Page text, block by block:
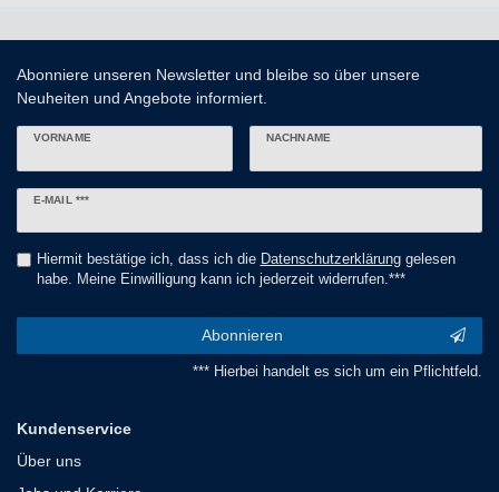
Abonniere unseren Newsletter und bleibe so über unsere
Neuheiten und Angebote informiert.
VORNAME NACHNAME
E-MAIL ***
Newsletter
Hiermit bestätige ich, dass ich die Daten­schutz­erklärunggelesen
habe. Meine Einwilligung kann ich jederzeit widerrufen.***
Abonnieren
*** Hierbei handelt es sich um ein Pflichtfeld.
Kundenservice
Über uns